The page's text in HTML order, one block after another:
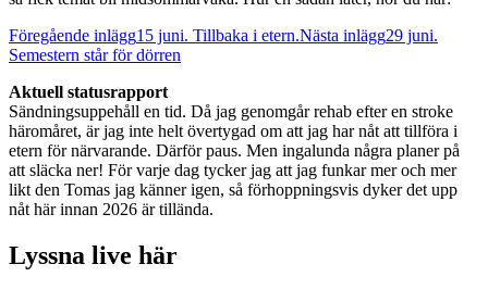
Inläggsnavigering
Föregående inlägg15 juni. Tillbaka i etern.Nästa inlägg29 juni.
Semestern står för dörren
Aktuell statusrapport
Sändningsuppehåll en tid. Då jag genomgår rehab efter en stroke
häromåret, är jag inte helt övertygad om att jag har nåt att tillföra i
etern för närvarande. Därför paus. Men ingalunda några planer på
att släcka ner! För varje dag tycker jag att jag funkar mer och mer
likt den Tomas jag känner igen, så förhoppningsvis dyker det upp
nåt här innan 2026 är tillända.
Lyssna live här